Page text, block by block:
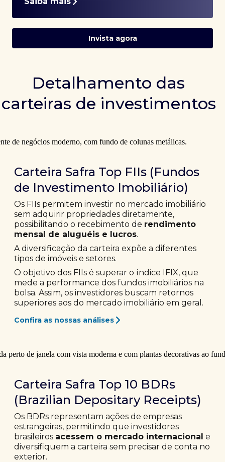
Invista agora
Detalhamento das
carteiras de investimentos
Carteira Safra Top FIIs (Fundos
de Investimento Imobiliário)
Os FIIs permitem investir no mercado imobiliário
sem adquirir propriedades diretamente,
possibilitando o recebimento de rendimento
mensal de aluguéis e lucros.
A diversificação da carteira expõe a diferentes
tipos de imóveis e setores.
O objetivo dos FIIs é superar o índice IFIX, que
mede a performance dos fundos imobiliários na
bolsa. Assim, os investidores buscam retornos
superiores aos do mercado imobiliário em geral.
Confira as nossas análises
Carteira Safra Top 10 BDRs
(Brazilian Depositary Receipts)
Os BDRs representam ações de empresas
estrangeiras, permitindo que investidores
brasileiros acessem o mercado internacional e
diversifiquem a carteira sem precisar de conta no
exterior.